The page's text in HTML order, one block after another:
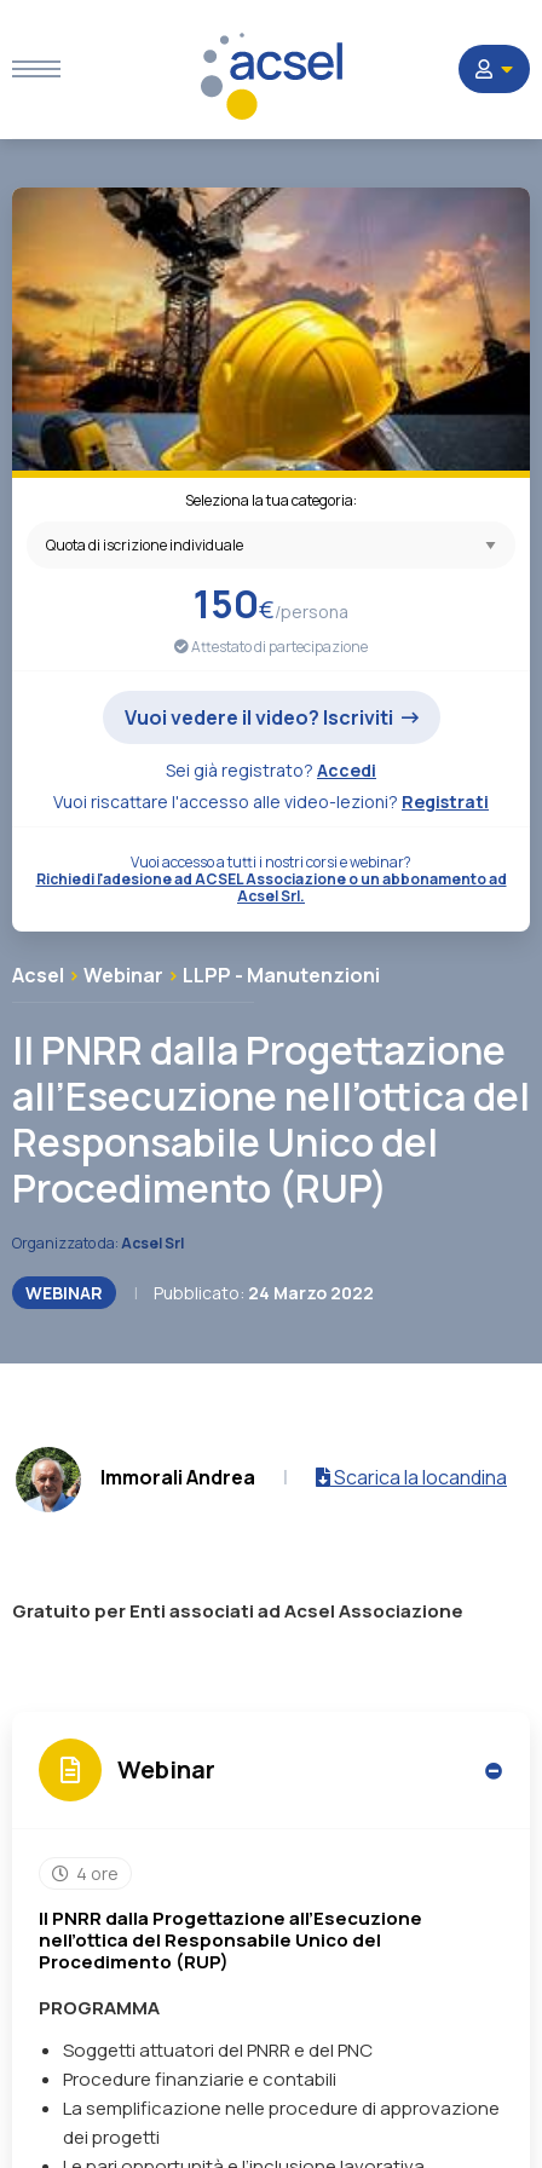
Settori
Corsi
La Società
Contatti
Seleziona la tua categoria:
150€/persona
Attestato di partecipazione
Vuoi vedere il video? Iscriviti
Sei già registrato? Accedi
Vuoi riscattare l'accesso alle video-lezioni? Registrati
Vuoi accesso a tutti i nostri corsi e webinar?
Richiedi l'adesione ad ACSEL Associazione o un abbonamento ad
Acsel Srl.
Acsel > Webinar > LLPP - Manutenzioni
Il PNRR dalla Progettazione
all’Esecuzione nell’ottica del
Responsabile Unico del
Procedimento (RUP)
Organizzato da:Acsel Srl
WEBINAR | Pubblicato: 24 Marzo 2022
Immorali Andrea
| Scarica la locandina
Gratuito per Enti associati ad Acsel Associazione
Webinar
4 ore
Il PNRR dalla Progettazione all’Esecuzione
nell’ottica del Responsabile Unico del
Procedimento (RUP)
PROGRAMMA
Soggetti attuatori del PNRR e del PNC
Procedure finanziarie e contabili
La semplificazione nelle procedure di approvazione
dei progetti